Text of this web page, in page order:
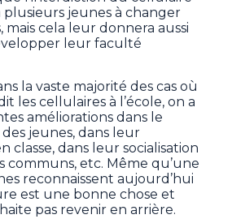
plusieurs jeunes à changer
mais cela leur donnera aussi
leur faculté
la vaste majorité des cas où
les cellulaires à l’école, on a
améliorations dans le
jeunes, dans leur
classe, dans leur socialisation
communs, etc. Même qu’une
reconnaissent aujourd’hui
est une bonne chose et
pas revenir en arrière.